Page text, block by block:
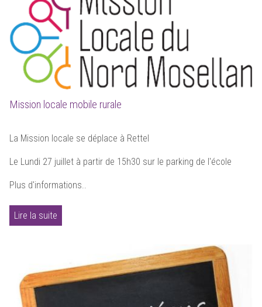
Mission locale mobile rurale
La Mission locale se déplace à Rettel
Le Lundi 27 juillet à partir de 15h30 sur le parking de l'école
Plus d'informations..
Lire la suite